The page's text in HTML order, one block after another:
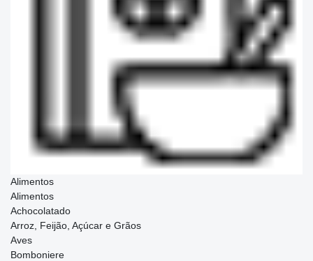
Alimentos
Alimentos
Achocolatado
Arroz, Feijão, Açúcar e Grãos
Aves
Bomboniere